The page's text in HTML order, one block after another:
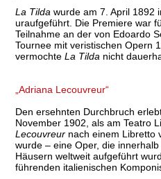
La Tilda wurde am 7. April 1892
uraufgeführt. Die Premiere war
Teilnahme an der von Edoardo
Tournee mit veristischen Opern
vermochte La Tilda nicht
„Adriana Lecouvreur“
Den ersehnten Durchbruch
November 1902, als am Teatro
Lecouvreurnach einem Libretto
wurde – eine Oper, die
Häusern weltweit aufgeführt
führenden italienischen